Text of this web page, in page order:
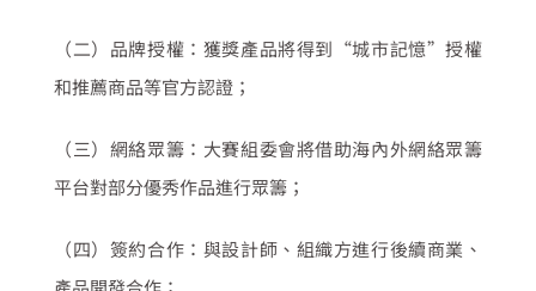
（二）品牌授權：獲獎產品將得到“城市記憶”授權
和推薦商品等官方認證；
（三）網絡眾籌：大賽組委會將借助海內外網絡眾籌
平台對部分優秀作品進行眾籌；
（四）簽約合作：與設計師、組織方進行後續商業、